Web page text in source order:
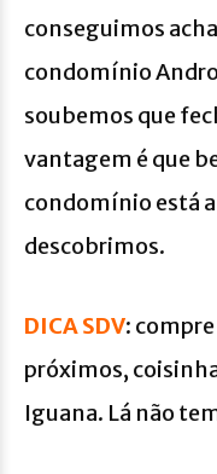
conseguimos
condomínio
soubemos que
vantagem é que
condomínio está a
descobrimos.
DICA SDV:
próximos,
Iguana. Lá não